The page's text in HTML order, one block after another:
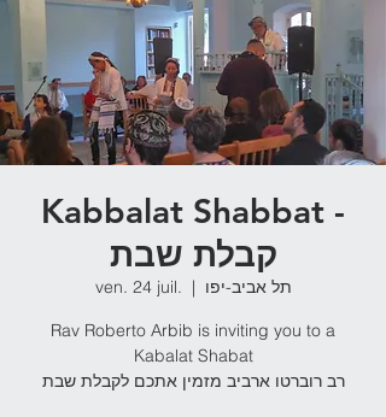
Kabbalat Shabbat -
קבלת שבת
ven. 24 juil.
  |
תל אביב-יפו
Rav Roberto Arbib is inviting you to a
Kabalat Shabat
רב רוברטו ארביב מזמין אתכם לקבלת שבת